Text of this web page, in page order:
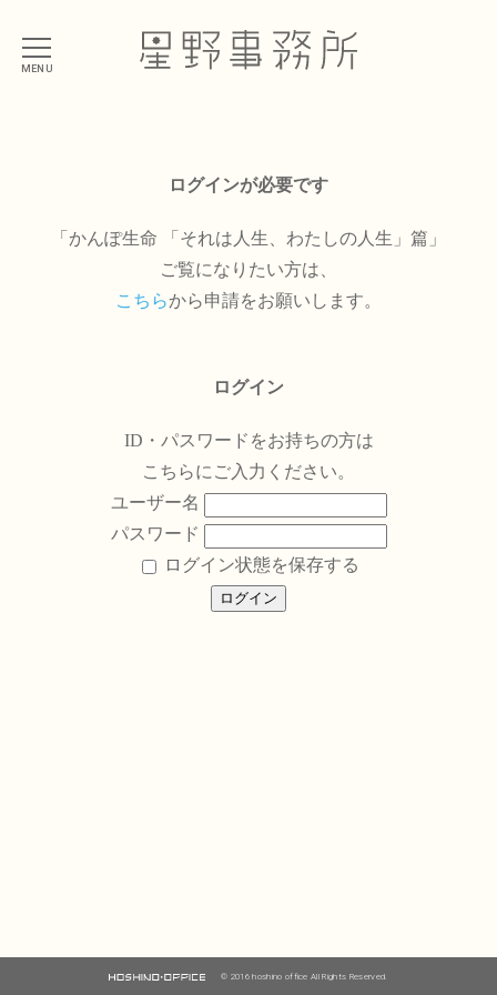
ログインが必要です
「かんぽ生命 「それは人生、わたしの人生」篇」
ご覧になりたい方は、
こちらから申請をお願いします。
ログイン
ID・パスワードをお持ちの方は
こちらにご入力ください。
ユーザー名
パスワード
ログイン状態を保存する
© 2016 hoshino office All Rights Reserved.
MENU